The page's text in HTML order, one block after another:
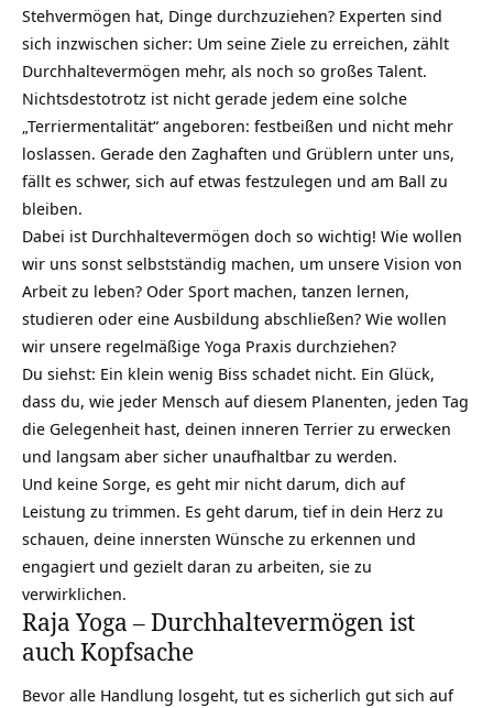
Stehvermögen hat, Dinge durchzuziehen? Experten sind
sich inzwischen sicher: Um seine Ziele zu erreichen, zählt
Durchhaltevermögen mehr, als noch so großes Talent.
Nichtsdestotrotz ist nicht gerade jedem eine solche
„Terriermentalität“ angeboren: festbeißen und nicht mehr
loslassen. Gerade den Zaghaften und Grüblern unter uns,
fällt es schwer, sich auf etwas festzulegen und am Ball zu
bleiben.
Dabei ist Durchhaltevermögen doch so wichtig! Wie wollen
wir uns sonst selbstständig machen, um unsere Vision von
Arbeit zu leben? Oder Sport machen, tanzen lernen,
studieren oder eine Ausbildung abschließen? Wie wollen
wir unsere regelmäßige Yoga Praxis durchziehen?
Du siehst: Ein klein wenig Biss schadet nicht. Ein Glück,
dass du, wie jeder Mensch auf diesem Planenten, jeden Tag
die Gelegenheit hast, deinen inneren Terrier zu erwecken
und langsam aber sicher unaufhaltbar zu werden.
Und keine Sorge, es geht mir nicht darum, dich auf
Leistung zu trimmen. Es geht darum, tief in dein Herz zu
schauen, deine innersten Wünsche zu erkennen und
engagiert und gezielt daran zu arbeiten, sie zu
verwirklichen.
Raja Yoga – Durchhaltevermögen ist
auch Kopfsache
Bevor alle Handlung losgeht, tut es sicherlich gut sich auf